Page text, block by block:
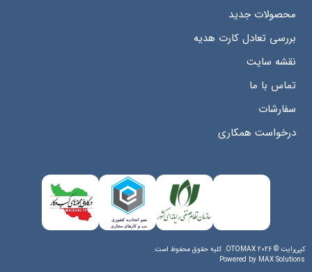
محصولات جدید
بررسی تعادل کارت هدیه
نقشه سایت
تماس با ما
سفارشات
درخواست همکاری
کپی‌رایت © 2026 OTOMAX. کلیه حقوق محفوظ است.
Powered by MAX Solutions